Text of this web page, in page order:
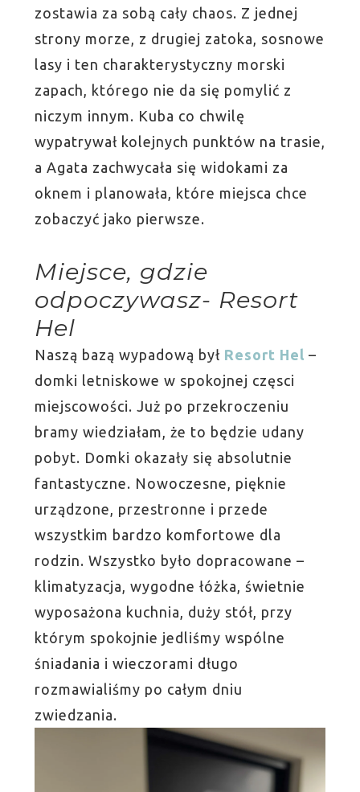
zostawia za sobą cały chaos. Z jednej
strony morze, z drugiej zatoka, sosnowe
lasy i ten charakterystyczny morski
zapach, którego nie da się pomylić z
niczym innym. Kuba co chwilę
wypatrywał kolejnych punktów na trasie,
a Agata zachwycała się widokami za
oknem i planowała, które miejsca chce
zobaczyć jako pierwsze.
Miejsce, gdzie
odpoczywasz- Resort
Hel
Naszą bazą wypadową był Resort Hel –
domki letniskowe w spokojnej częsci
miejscowości. Już po przekroczeniu
bramy wiedziałam, że to będzie udany
pobyt. Domki okazały się absolutnie
fantastyczne. Nowoczesne, pięknie
urządzone, przestronne i przede
wszystkim bardzo komfortowe dla
rodzin. Wszystko było dopracowane –
klimatyzacja, wygodne łóżka, świetnie
wyposażona kuchnia, duży stół, przy
którym spokojnie jedliśmy wspólne
śniadania i wieczorami długo
rozmawialiśmy po całym dniu
zwiedzania.